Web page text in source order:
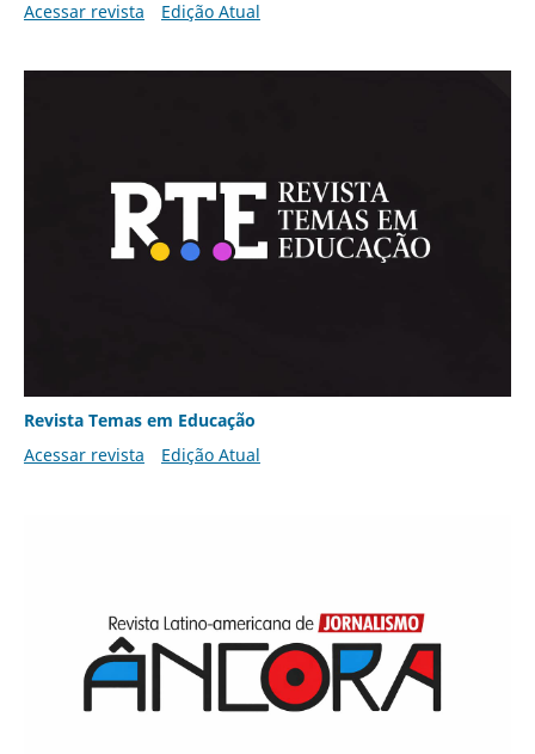
Acessar revista
Edição Atual
Revista Temas em Educação
Acessar revista
Edição Atual